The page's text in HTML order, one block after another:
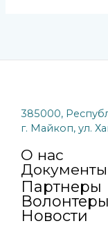
385000,
г. Майкоп, ул.
О нас
Документы
Партнеры
Волонтеры
Новости